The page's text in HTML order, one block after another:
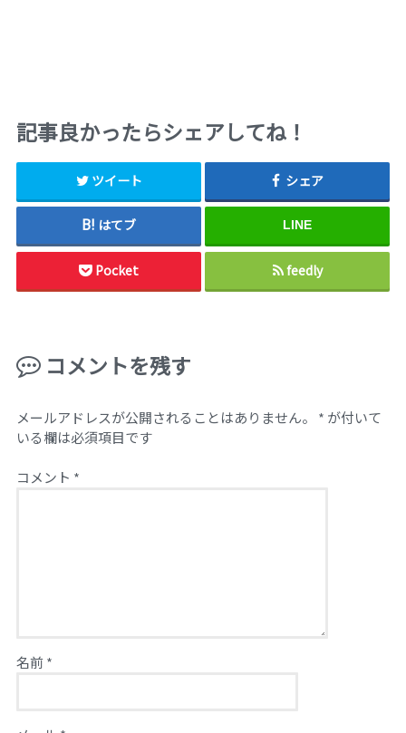
記事良かったらシェアしてね！
ツイート シェア
はてブ LINE
Pocket feedly
コメントを残す
メールアドレスが公開されることはありません。 * が付いて
いる欄は必須項目です
コメント *
名前*